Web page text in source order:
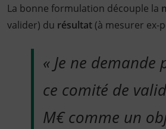
La bonne formulation découple la
valider) du résultat (à mesurer ex-
« Je ne demande
ce comité de
M€ comme un